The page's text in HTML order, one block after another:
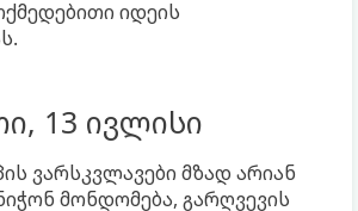
იდეის
13 ივლისი
ვარსკვლავები მზად არიან
მონდომება, გარღვევის